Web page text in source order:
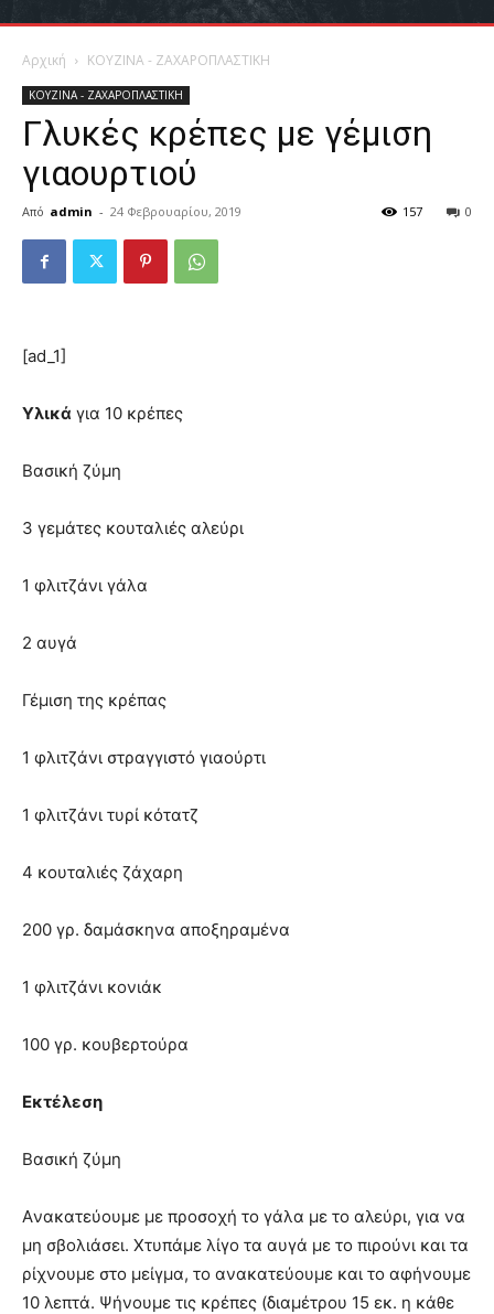
Αρχική ΚΟΥΖΙΝΑ - ΖΑΧΑΡΟΠΛΑΣΤΙΚΗ
ΚΟΥΖΙΝΑ - ΖΑΧΑΡΟΠΛΑΣΤΙΚΗ
Γλυκές κρέπες με γέμιση
γιαουρτιού
Από admin - 24 Φεβρουαρίου, 2019 0
157
[ad_1]
Υλικά για 10 κρέπες
Bασική ζύμη
3 γεμάτες κουταλιές αλεύρι
1 φλιτζάνι γάλα
2 αυγά
Γέμιση της κρέπας
1 φλιτζάνι στραγγιστό γιαούρτι
1 φλιτζάνι τυρί κότατζ
4 κουταλιές ζάχαρη
200 γρ. δαμάσκηνα αποξηραμένα
1 φλιτζάνι κονιάκ
100 γρ. κουβερτούρα
Εκτέλεση
Βασική ζύμη
Aνακατεύουμε με προσοχή το γάλα με το αλεύρι, για να
μη σβολιάσει. Xτυπάμε λίγο τα αυγά με το πιρούνι και τα
ρίχνουμε στο μείγμα, το ανακατεύουμε και το αφήνουμε
10 λεπτά. Ψήνουμε τις κρέπες (διαμέτρου 15 εκ. η κάθε